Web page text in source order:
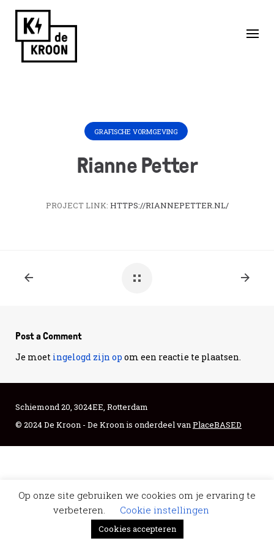
content
Home / Huurders
GRAFISCHE VORMGEVING
Rianne Petter
PROJECT LINK: HTTPS://RIANNEPETTER.NL/
Post a Comment
Je moet ingelogd zijn op om een reactie te plaatsen.
Schiemond 20, 3024EE, Rotterdam
© 2024 De Kroon - De Kroon is onderdeel vanPlaceBASED
Op onze site gebruiken we cookies om je ervaring te
verbeteren.
Cookie instellingen
Cookies accepteren